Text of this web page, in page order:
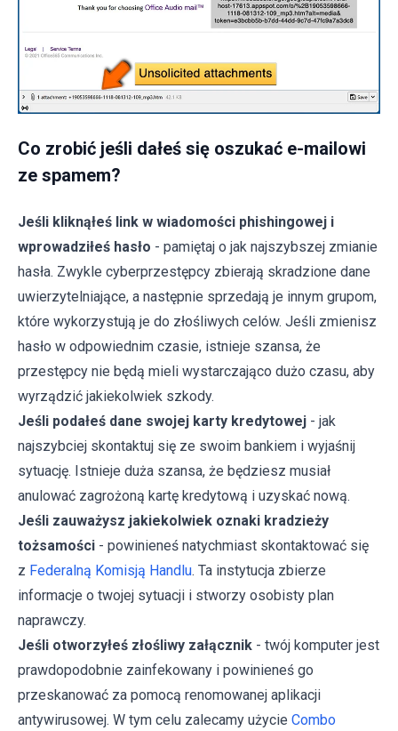
Co zrobić jeśli dałeś się oszukać e-mailowi
ze spamem?
Jeśli kliknąłeś link w wiadomości phishingowej i
wprowadziłeś hasło - pamiętaj o jak najszybszej zmianie
hasła. Zwykle cyberprzestępcy zbierają skradzione dane
uwierzytelniające, a następnie sprzedają je innym grupom,
które wykorzystują je do złośliwych celów. Jeśli zmienisz
hasło w odpowiednim czasie, istnieje szansa, że
przestępcy nie będą mieli wystarczająco dużo czasu, aby
wyrządzić jakiekolwiek szkody.
Jeśli podałeś dane swojej karty kredytowej - jak
najszybciej skontaktuj się ze swoim bankiem i wyjaśnij
sytuację. Istnieje duża szansa, że będziesz musiał
anulować zagrożoną kartę kredytową i uzyskać nową.
Jeśli zauważysz jakiekolwiek oznaki kradzieży
tożsamości - powinieneś natychmiast skontaktować się
z Federalną Komisją Handlu. Ta instytucja zbierze
informacje o twojej sytuacji i stworzy osobisty plan
naprawczy.
Jeśli otworzyłeś złośliwy załącznik - twój komputer jest
prawdopodobnie zainfekowany i powinieneś go
przeskanować za pomocą renomowanej aplikacji
antywirusowej. W tym celu zalecamy użycie Combo